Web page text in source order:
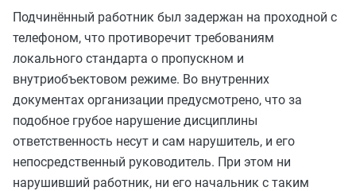
Подчинённый работник был задержан на проходной с
телефоном, что противоречит требованиям
локального стандарта о пропускном и
внутриобъектовом режиме. Во внутренних
документах организации предусмотрено, что за
подобное грубое нарушение дисциплины
ответственность несут и сам нарушитель, и его
непосредственный руководитель. При этом ни
нарушивший работник, ни его начальник с таким